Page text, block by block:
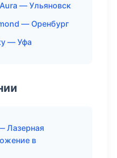
— Ульяновск
— Оренбург
— Уфа
Лазерная
в